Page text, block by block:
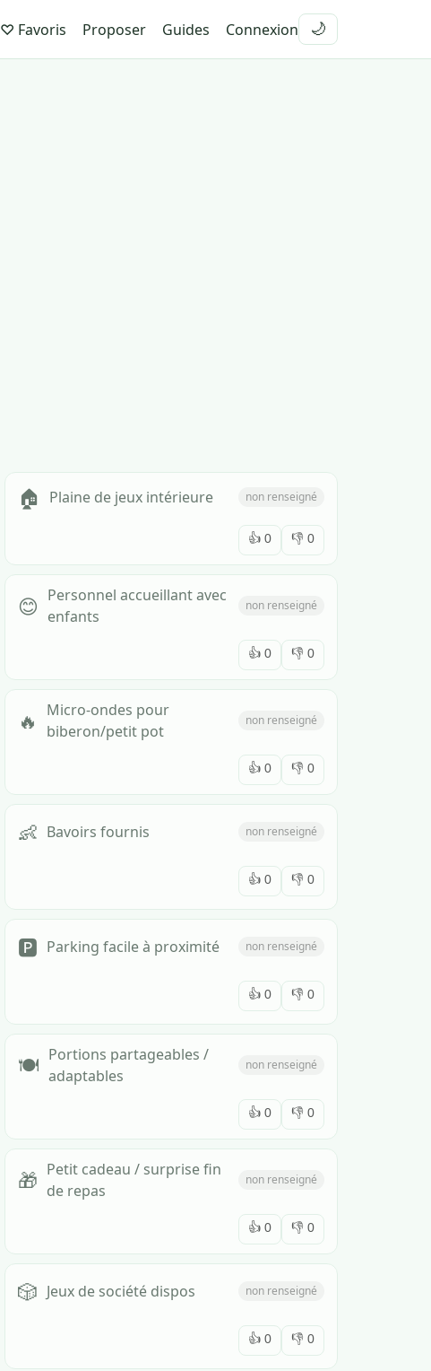
♡ Favoris Proposer Guides Connexion 🌙
🏠 Plaine de jeux intérieure non renseigné
👍 0 👎 0
😊 Personnel accueillant avec
enfants
non renseigné
👍 0 👎 0
🔥
Micro-ondes pour
biberon/petit pot
non renseigné
👍 0 👎 0
👶 Bavoirs fournis non renseigné
👍 0 👎 0
🅿️ Parking facile à proximité non renseigné
👍 0 👎 0
🍽️ Portions partageables /
adaptables
non renseigné
👍 0 👎 0
🎁 Petit cadeau / surprise fin
de repas
non renseigné
👍 0 👎 0
🎲 Jeux de société dispos non renseigné
👍 0 👎 0